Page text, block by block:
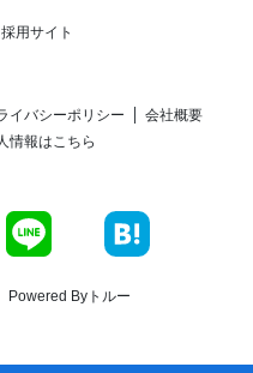
用サイト
イバシーポリシー
会社概要
情報はこちら
By トルー